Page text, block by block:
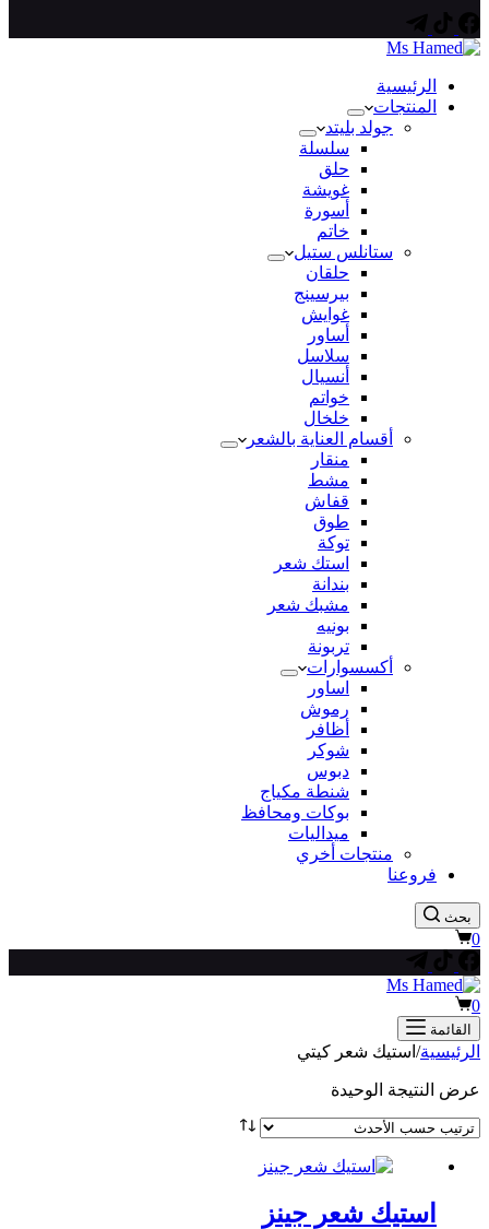
الرئيسية
المنتجات
جولد بليتد
سلسلة
حلق
غويشة
أسورة
خاتم
ستانلس ستيل
حلقان
بيرسينج
غوايش
أساور
سلاسل
أنسيال
خواتم
خلخال
أقسام العناية بالشعر
منقار
مشط
قفاش
طوق
توكة
استك شعر
بندانة
مشبك شعر
بونيه
تربونة
أكسسوارات
اساور
رموش
أظافر
شوكر
دبوس
شنطة مكياج
بوكات ومحافظ
ميداليات
منتجات أخري
فروعنا
بحث
عربة
0
عربة
التسوق
0
القائمة
الرئيسية/ استيك شعر كيتي
عرض النتيجة الوحيدة
استيك شعر جينز